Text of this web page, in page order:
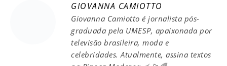
GIOVANNA CAMIOTTO
Giovanna Camiotto é jornalista pós-
graduada pela UMESP, apaixonada por
televisão brasileira, moda e
celebridades. Atualmente, assina textos